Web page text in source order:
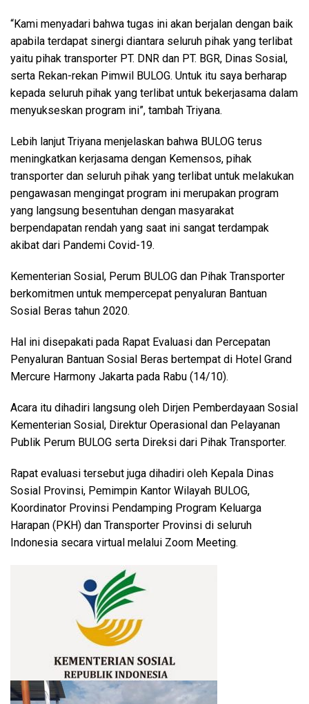
“Kami menyadari bahwa tugas ini akan berjalan dengan baik
apabila terdapat sinergi diantara seluruh pihak yang terlibat
yaitu pihak transporter PT. DNR dan PT. BGR, Dinas Sosial,
serta Rekan-rekan Pimwil BULOG. Untuk itu saya berharap
kepada seluruh pihak yang terlibat untuk bekerjasama dalam
menyukseskan program ini”, tambah Triyana.
Lebih lanjut Triyana menjelaskan bahwa BULOG terus
meningkatkan kerjasama dengan Kemensos, pihak
transporter dan seluruh pihak yang terlibat untuk melakukan
pengawasan mengingat program ini merupakan program
yang langsung besentuhan dengan masyarakat
berpendapatan rendah yang saat ini sangat terdampak
akibat dari Pandemi Covid-19.
Kementerian Sosial, Perum BULOG dan Pihak Transporter
berkomitmen untuk mempercepat penyaluran Bantuan
Sosial Beras tahun 2020.
Hal ini disepakati pada Rapat Evaluasi dan Percepatan
Penyaluran Bantuan Sosial Beras bertempat di Hotel Grand
Mercure Harmony Jakarta pada Rabu (14/10).
Acara itu dihadiri langsung oleh Dirjen Pemberdayaan Sosial
Kementerian Sosial, Direktur Operasional dan Pelayanan
Publik Perum BULOG serta Direksi dari Pihak Transporter.
Rapat evaluasi tersebut juga dihadiri oleh Kepala Dinas
Sosial Provinsi, Pemimpin Kantor Wilayah BULOG,
Koordinator Provinsi Pendamping Program Keluarga
Harapan (PKH) dan Transporter Provinsi di seluruh
Indonesia secara virtual melalui Zoom Meeting.